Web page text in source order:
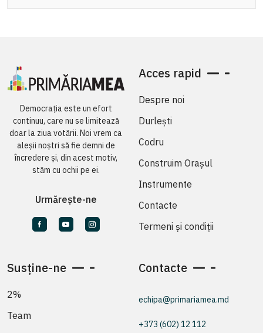
Democrația este un efort
continuu, care nu se limitează
doar la ziua votării. Noi vrem ca
aleșii noștri să fie demni de
încredere și, din acest motiv,
stăm cu ochii pe ei.
Urmărește-ne
Acces rapid
Despre noi
Durlești
Codru
Construim Orașul
Instrumente
Contacte
Termeni și condiții
Susține-ne
2%
Team
Contacte
echipa@primariamea.md
+373 (602) 12 112